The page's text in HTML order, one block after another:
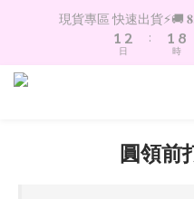
現貨專區 快速出貨⚡️🚚
2
1
0
3
2
1
日
:
2
1
0
9
8
7
2
時
圓領前